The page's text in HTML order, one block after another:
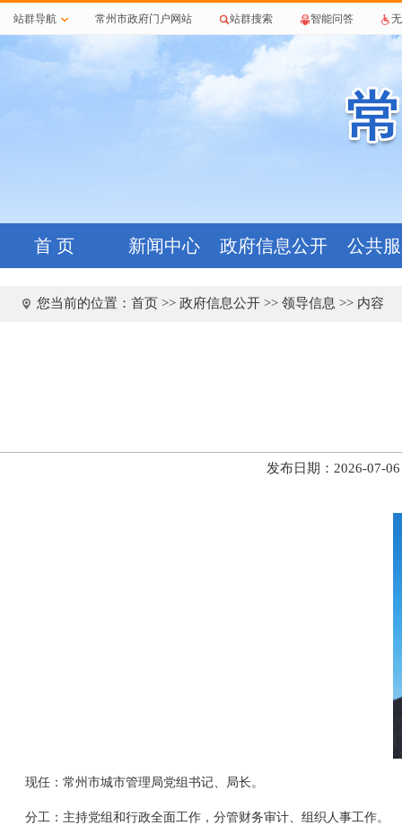
站群导航 常州市政府门户网站 站群搜索 智能问答
首 页 新闻中心 政府信息公开 公共
您当前的位置： 首页 >> 政府信息公开 >> 领导信息 >> 内容
发布日期：2026-07-
现任：常州市城市管理局党组书记、局长。
分工：主持党组和行政全面工作，分管财务审计、组织人事工作。